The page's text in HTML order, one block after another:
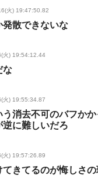
火) 19:47:50.82
発散できないな
火) 19:54:12.44
な
火) 19:55:34.87
う消去不可のバフか
に難しいだろ
火) 19:57:26.89
てきてるのが悔しさ